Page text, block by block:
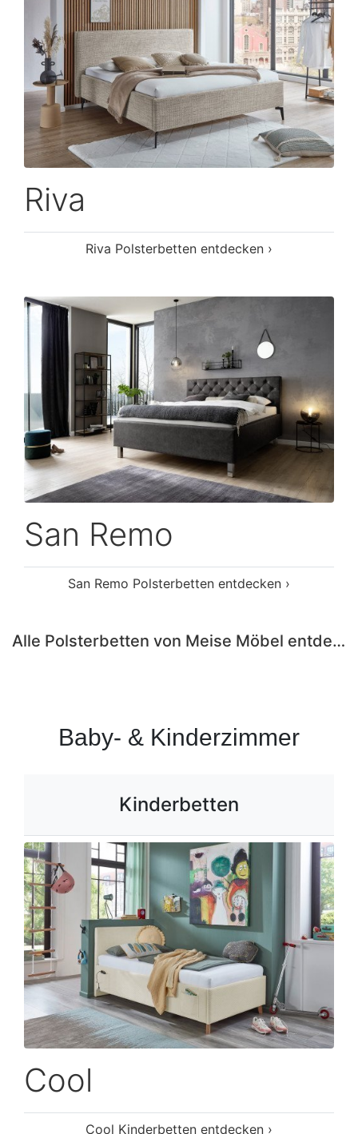
Riva
Riva Polsterbetten entdecken ›
San Remo
San Remo Polsterbetten entdecken ›
Alle Polsterbetten von Meise Möbel entdecken ›
Baby- & Kinderzimmer
Kinderbetten
Cool
Cool Kinderbetten entdecken ›